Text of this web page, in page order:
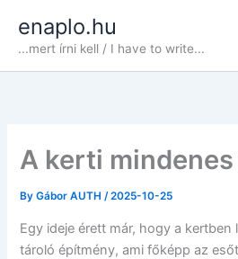
content
enaplo.hu
...mert írni kell / I have to write...
A kerti
ByGábor AUTH/2025-10-25
Egy ideje érett már, hogy a
tároló építmény, ami főképp az